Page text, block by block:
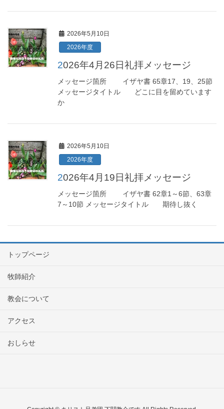
2026年5月10日
2026年度
2026年4月26日礼拝メッセージ
メッセージ箇所 イザヤ書 65章17、19、25節
メッセージタイトル どこに目を留めています
か
2026年5月10日
2026年度
2026年4月19日礼拝メッセージ
メッセージ箇所 イザヤ書 62章1～6節、63章
7～10節 メッセージタイトル 期待し抜く
トップページ
牧師紹介
教会について
アクセス
おしらせ